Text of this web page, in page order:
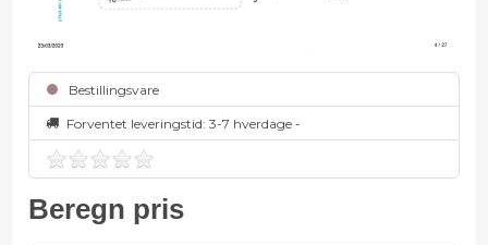
Bestillingsvare
Forventet leveringstid:3-7 hverdage -
Beregn pris